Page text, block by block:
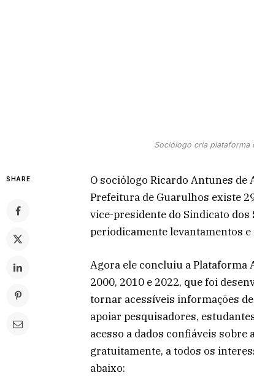
Sociólogo cria plataforma
SHARE
O sociólogo Ricardo Antunes de
Prefeitura de Guarulhos existe
vice-presidente do Sindicato dos
periodicamente levantamentos
Agora ele concluiu a Plataforma
2000, 2010 e 2022, que foi
tornar acessíveis informações
apoiar pesquisadores,
acesso a dados confiáveis
gratuitamente, a todos os
abaixo: